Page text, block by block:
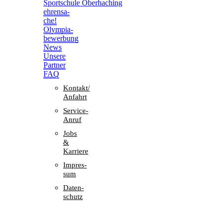
Sport­schule Oberhaching
ehren­sa­
che!
Olym­pia­
be­wer­bung
News
Unsere
Part­ner
FAQ
Kontakt/​​
Anfahrt
Service-
Anruf
Jobs
&
Karriere
Impres­
sum
Daten­
schutz